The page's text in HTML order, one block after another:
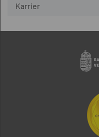
Karrier